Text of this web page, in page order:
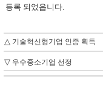
등록 되었읍니다.
△ 기술혁신형기업 인증 획득
▽ 우수중소기업 선정